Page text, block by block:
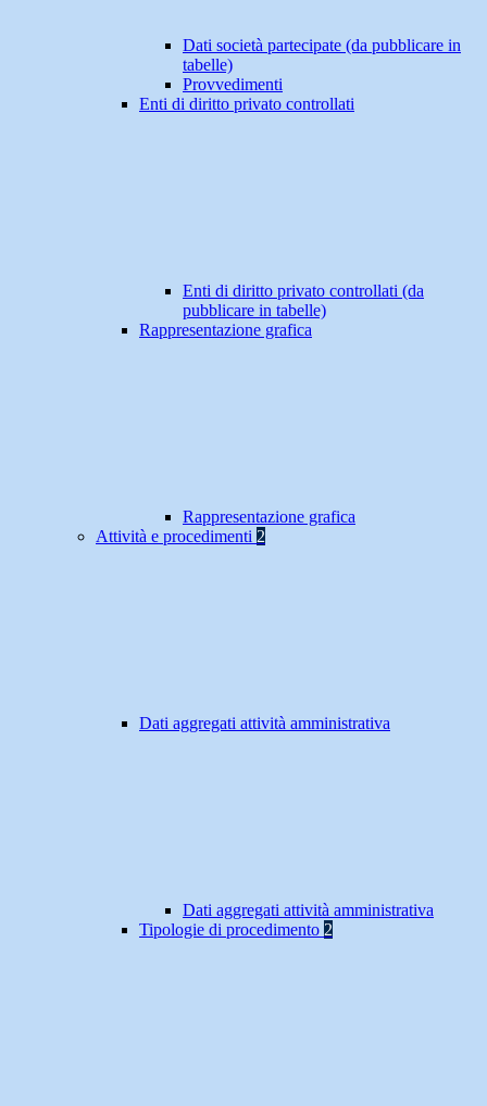
Dati società partecipate (da pubblicare in
tabelle)
Provvedimenti
Enti di diritto privato controllati
Enti di diritto privato controllati (da
pubblicare in tabelle)
Rappresentazione grafica
Rappresentazione grafica
Attività e procedimenti 2
Dati aggregati attività amministrativa
Dati aggregati attività amministrativa
Tipologie di procedimento 2